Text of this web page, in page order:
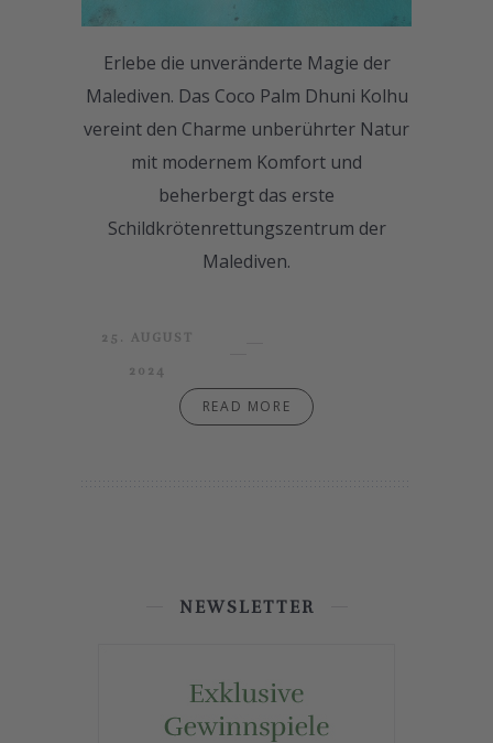
Erlebe die unveränderte Magie der
Malediven. Das Coco Palm Dhuni Kolhu
vereint den Charme unberührter Natur
mit modernem Komfort und
beherbergt das erste
Schildkrötenrettungszentrum der
Malediven.
25. AUGUST
2024
READ MORE
NEWSLETTER